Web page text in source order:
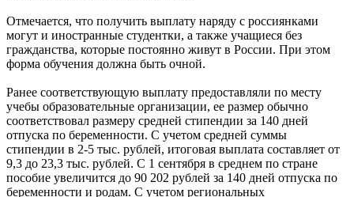
Отмечается, что получить выплату наряду с россиянками
могут и иностранные студентки, а также учащиеся без
гражданства, которые постоянно живут в России. При этом
форма обучения должна быть очной.
Ранее соответствующую выплату предоставляли по месту
учебы образовательные организации, ее размер обычно
соответствовал размеру средней стипендии за 140 дней
отпуска по беременности. С учетом средней суммы
стипендии в 2-5 тыс. рублей, итоговая выплата составляет от
9,3 до 23,3 тыс. рублей. С 1 сентября в среднем по стране
пособие увеличится до 90 202 рублей за 140 дней отпуска по
беременности и родам. С учетом региональных